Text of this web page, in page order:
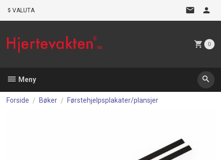
VALUTA
0
Meny
Forside Bøker Førstehjelpsplakater/plansjer